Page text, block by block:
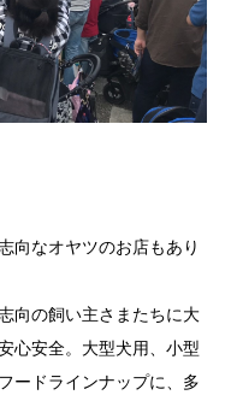
向なオヤツのお店もあり
向の飼い主さまたちに大
心安全。大型犬用、小型
ードラインナップに、多